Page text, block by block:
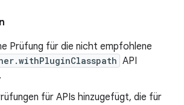
Prüfung für die nicht empfohlene
API
für APIs hinzugefügt, die für